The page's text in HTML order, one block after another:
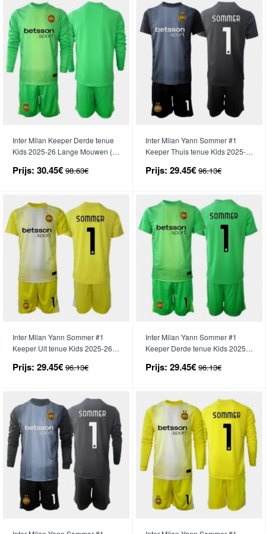
Inter Milan Keeper Derde tenue
Kids 2025-26 Lange Mouwen (+
Prijs: 30.45€ 98.63€
Inter Milan Yann Sommer #1
Keeper Thuis tenue Kids 2025-
Prijs: 29.45€ 96.13€
Inter Milan Yann Sommer #1
Keeper Uit tenue Kids 2025-26
Prijs: 29.45€ 96.13€
Inter Milan Yann Sommer #1
Keeper Derde tenue Kids 2025-
Prijs: 29.45€ 96.13€